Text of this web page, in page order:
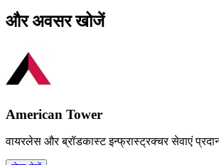
और अवसर खोजें
American Tower
वायरलेस और ब्रॉडकास्ट इन्फ्रास्ट्रक्चर सेवाएं